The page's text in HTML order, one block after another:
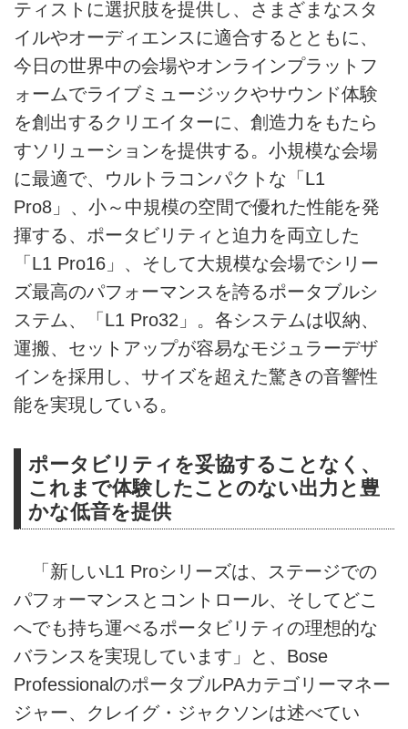
ティストに選択肢を提供し、さまざまなスタ
イルやオーディエンスに適合するとともに、
今日の世界中の会場やオンラインプラットフ
ォームでライブミュージックやサウンド体験
を創出するクリエイターに、創造力をもたら
すソリューションを提供する。小規模な会場
に最適で、ウルトラコンパクトな「L1
Pro8」、小～中規模の空間で優れた性能を発
揮する、ポータビリティと迫力を両立した
「L1 Pro16」、そして大規模な会場でシリー
ズ最高のパフォーマンスを誇るポータブルシ
ステム、「L1 Pro32」。各システムは収納、
運搬、セットアップが容易なモジュラーデザ
インを採用し、サイズを超えた驚きの音響性
能を実現している。
ポータビリティを妥協することなく、
これまで体験したことのない出力と豊
かな低音を提供
「新しいL1 Proシリーズは、ステージでの
パフォーマンスとコントロール、そしてどこ
へでも持ち運べるポータビリティの理想的な
バランスを実現しています」と、Bose
ProfessionalのポータブルPAカテゴリーマネー
ジャー、クレイグ・ジャクソンは述べてい